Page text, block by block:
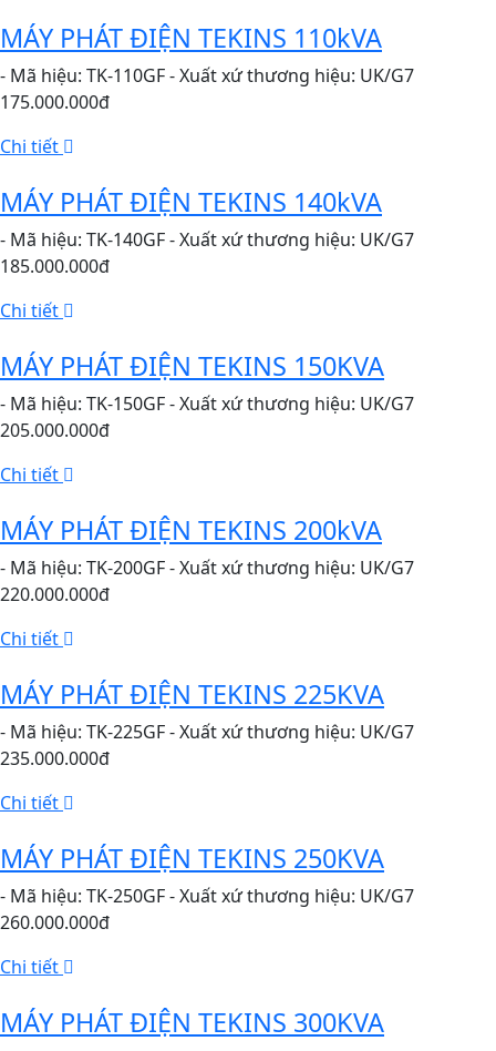
MÁY PHÁT ĐIỆN TEKINS 110kVA
- Mã hiệu: TK-110GF - Xuất xứ thương hiệu: UK/G7
175.000.000đ
Chi tiết
MÁY PHÁT ĐIỆN TEKINS 140kVA
- Mã hiệu: TK-140GF - Xuất xứ thương hiệu: UK/G7
185.000.000đ
Chi tiết
MÁY PHÁT ĐIỆN TEKINS 150KVA
- Mã hiệu: TK-150GF - Xuất xứ thương hiệu: UK/G7
205.000.000đ
Chi tiết
MÁY PHÁT ĐIỆN TEKINS 200kVA
- Mã hiệu: TK-200GF - Xuất xứ thương hiệu: UK/G7
220.000.000đ
Chi tiết
MÁY PHÁT ĐIỆN TEKINS 225KVA
- Mã hiệu: TK-225GF - Xuất xứ thương hiệu: UK/G7
235.000.000đ
Chi tiết
MÁY PHÁT ĐIỆN TEKINS 250KVA
- Mã hiệu: TK-250GF - Xuất xứ thương hiệu: UK/G7
260.000.000đ
Chi tiết
MÁY PHÁT ĐIỆN TEKINS 300KVA